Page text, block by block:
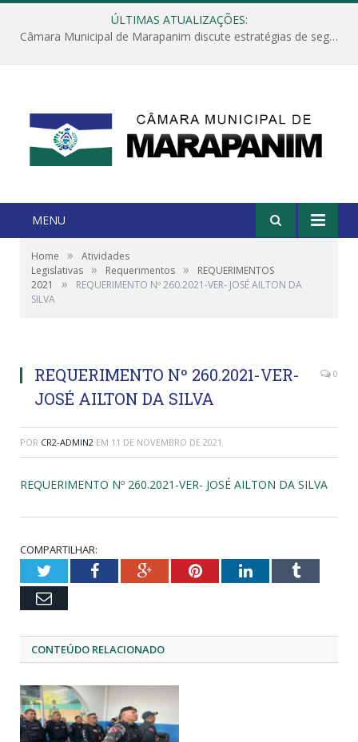
ÚLTIMAS ATUALIZAÇÕES:
Câmara Municipal de Marapanim discute estratégias de segurança com autoridades e poder executivo
MENU
Home »
Atividades
Legislativas » Requerimentos »
REQUERIMENTOS
2021
»
REQUERIMENTO Nº 260.2021-VER- JOSÉ AILTON DA
SILVA
REQUERIMENTO Nº 260.2021-VER-
JOSÉ AILTON DA SILVA
0
POR CR2-ADMIN2 EM 11 DE NOVEMBRO DE 2021
REQUERIMENTO Nº 260.2021-VER- JOSÉ AILTON DA SILVA
COMPARTILHAR:
TwitterFacebookGoogle+PinterestLinkedInTumblr
Email
CONTEÚDO RELACIONADO